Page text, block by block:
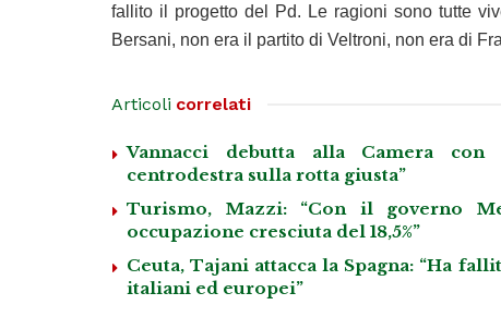
fallito il progetto del Pd. Le ragioni sono tutte
Bersani, non era il partito di Veltroni, non era di
Articoli correlati
Vannacci debutta alla Camera
centrodestra sulla rotta giusta”
Turismo, Mazzi: “Con il governo
occupazione cresciuta del 18,5%”
Ceuta, Tajani attacca la Spagna: “Ha
italiani ed europei”